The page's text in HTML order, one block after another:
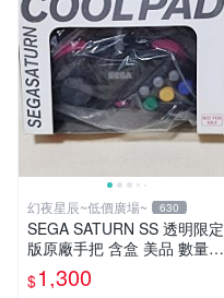
幻夜星辰~低價廣場~ 630
SEGA SATURN SS 透明限定
版原廠手把 含盒 美品 數量稀
少 BB0144
$1,300